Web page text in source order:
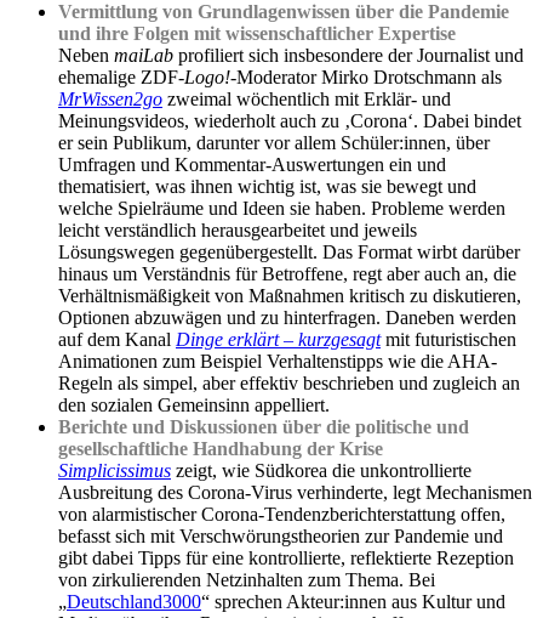
Vermittlung von Grundlagenwissen über die Pandemie
und ihre Folgen mit wissenschaftlicher Expertise
Neben maiLab profiliert sich insbesondere der Journalist und
ehemalige ZDF-Logo!-Moderator Mirko Drotschmann als
MrWissen2go zweimal wöchentlich mit Erklär- und
Meinungsvideos, wiederholt auch zu ‚Corona‘. Dabei bindet
er sein Publikum, darunter vor allem Schüler:innen, über
Umfragen und Kommentar-Auswertungen ein und
thematisiert, was ihnen wichtig ist, was sie bewegt und
welche Spielräume und Ideen sie haben. Probleme werden
leicht verständlich herausgearbeitet und jeweils
Lösungswegen gegenübergestellt. Das Format wirbt darüber
hinaus um Verständnis für Betroffene, regt aber auch an, die
Verhältnismäßigkeit von Maßnahmen kritisch zu diskutieren,
Optionen abzuwägen und zu hinterfragen. Daneben werden
auf dem Kanal Dinge erklärt – kurzgesagtmit futuristischen
Animationen zum Beispiel Verhaltenstipps wie die AHA-
Regeln als simpel, aber effektiv beschrieben und zugleich an
den sozialen Gemeinsinn appelliert.
Berichte und Diskussionen über die politische und
gesellschaftliche Handhabung der Krise
Simplicissimus zeigt, wie Südkorea die unkontrollierte
Ausbreitung des Corona-Virus verhinderte, legt Mechanismen
von alarmistischer Corona-Tendenzberichterstattung offen,
befasst sich mit Verschwörungstheorien zur Pandemie und
gibt dabei Tipps für eine kontrollierte, reflektierte Rezeption
von zirkulierenden Netzinhalten zum Thema. Bei
„Deutschland3000“ sprechen Akteur:innen aus Kultur und